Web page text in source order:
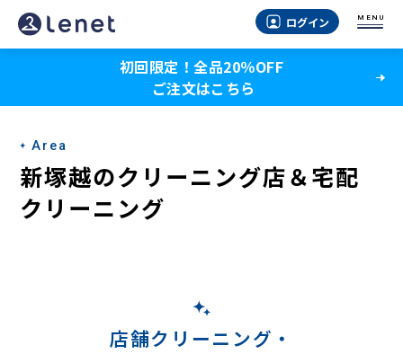
新
塚
の
宅
配
ク
ログイン MENU
初回限定！全品20％OFF
ご注文はこちら
Area
新塚越のクリーニング店＆宅配
クリーニング
店舗クリーニング・